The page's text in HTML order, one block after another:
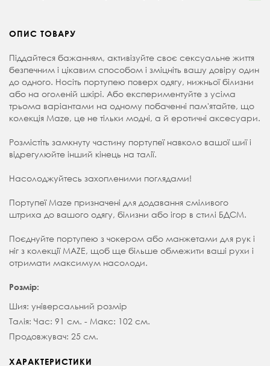
ОПИС ТОВАРУ
Піддайтеся бажанням, активізуйте своє сексуальне життя
безпечним і цікавим способом і зміцніть вашу довіру один
до одного. Носіть портупею поверх одягу, нижньої білизни
або на оголеній шкірі. Або експериментуйте з усіма
трьома варіантами на одному побаченні пам'ятайте, що
колекція Maze, це не тільки модні, а й еротичні аксесуари.
Розмістіть замкнуту частину портупеї навколо вашої шиї і
відрегулюйте інший кінець на талії.
Насолоджуйтесь захопленими поглядами!
Портупеї Maze призначені для додавання сміливого
штриха до вашого одягу, білизни або ігор в стилі БДСМ.
Поєднуйте портупею з чокером або манжетами для рук і
ніг з колекції MAZE, щоб ще більше обмежити ваші рухи і
отримати максимум насолоди.
Розмір:
Шия: універсальний розмір
Талія: Час: 91 см. - Макс: 102 см.
Продовжувач: 25 см.
ХАРАКТЕРИСТИКИ